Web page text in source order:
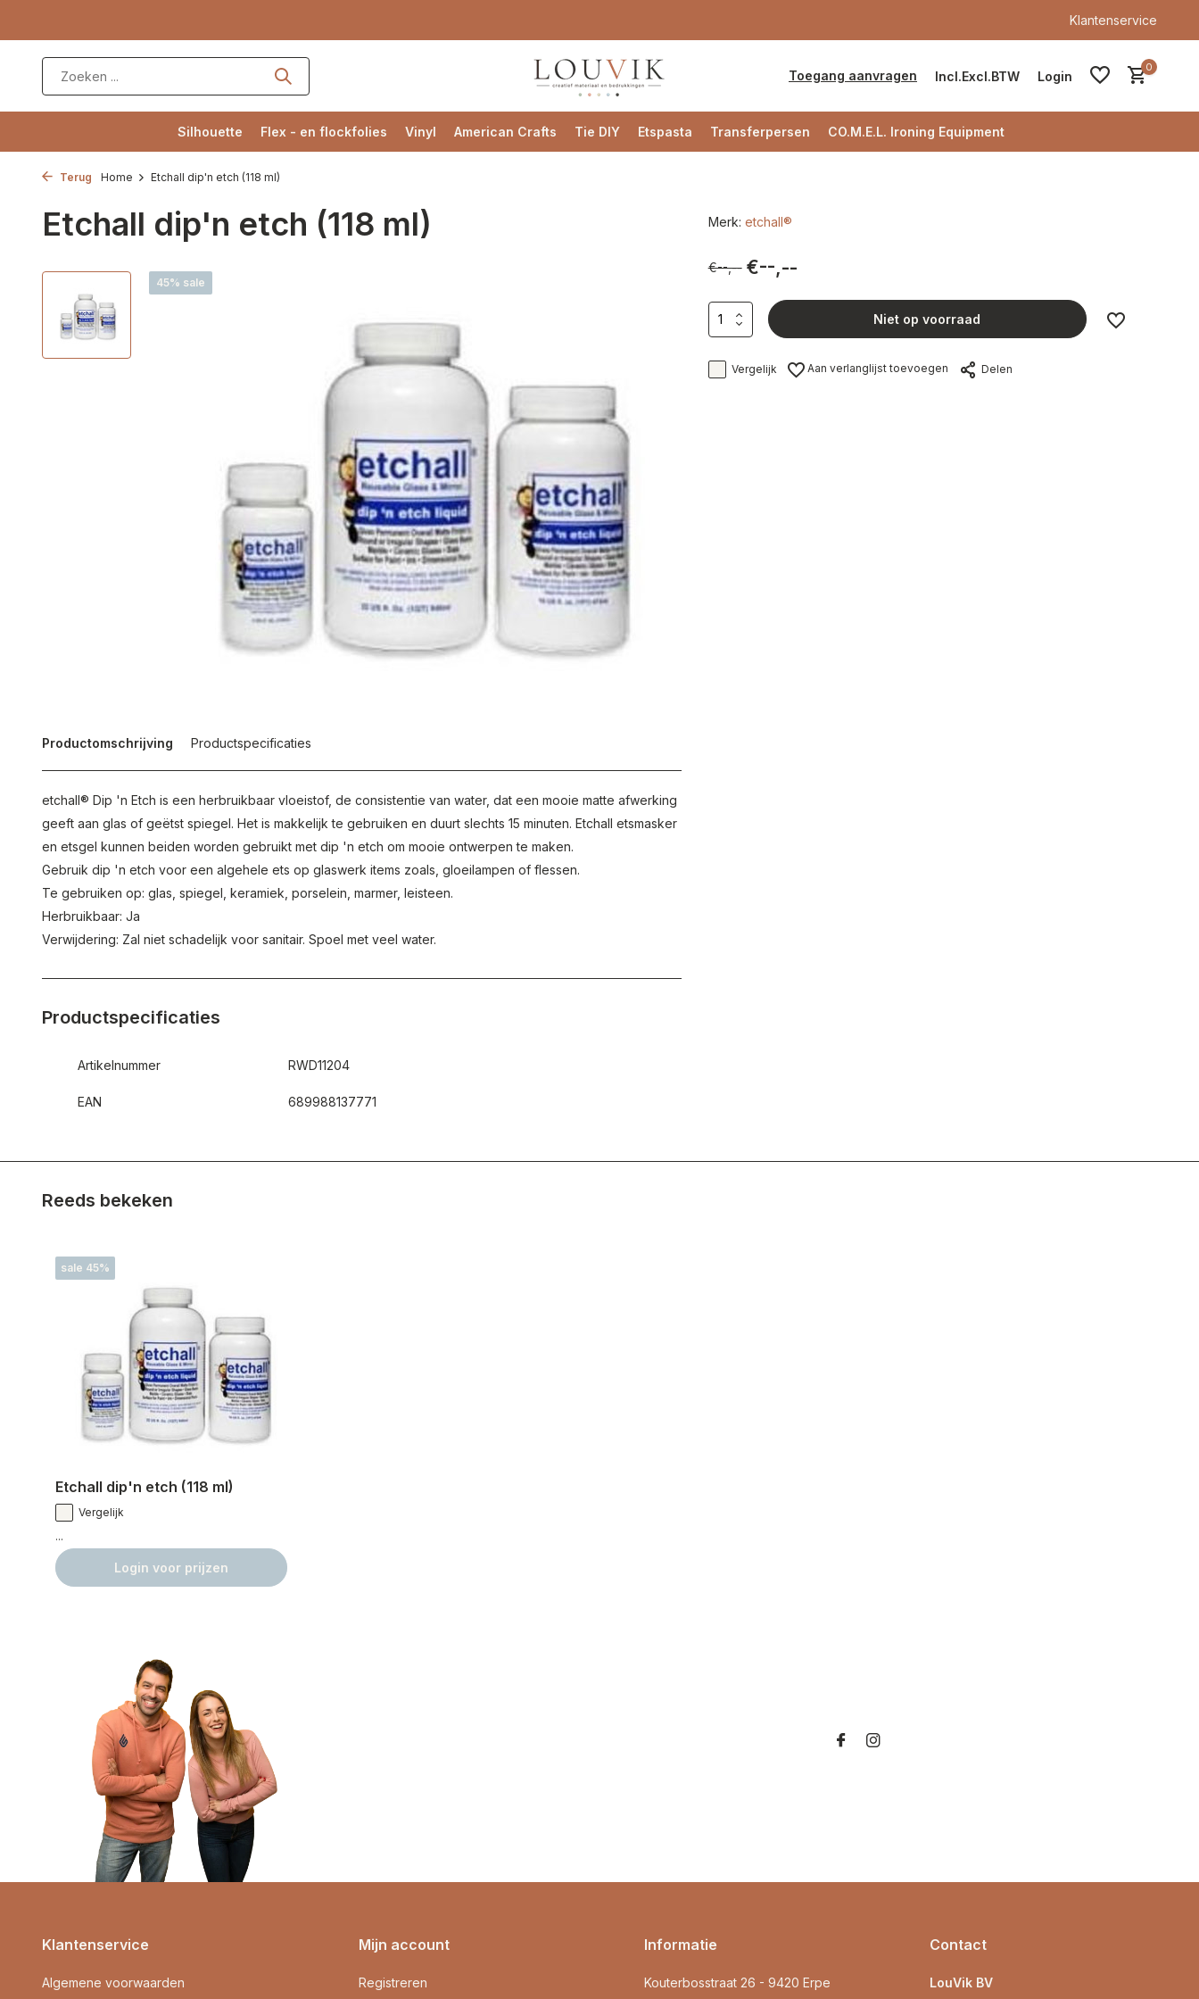
Klantenservice
Toegang aanvragen Incl.Excl.BTW Login
0
Silhouette Flex - en flockfolies Vinyl American Crafts Tie DIY Etspasta Transferpersen CO.M.E.L. Ironing Equipment
Terug Home Etchall dip'n etch (118 ml)
Etchall dip'n etch (118 ml)
45% sale
Productomschrijving Productspecificaties
etchall® Dip 'n Etch is een herbruikbaar vloeistof, de consistentie van water, dat een mooie matte afwerking
geeft aan glas of geëtst spiegel. Het is makkelijk te gebruiken en duurt slechts 15 minuten. Etchall etsmasker
en etsgel kunnen beiden worden gebruikt met dip 'n etch om mooie ontwerpen te maken.
Gebruik dip 'n etch voor een algehele ets op glaswerk items zoals, gloeilampen of flessen.
Te gebruiken op: glas, spiegel, keramiek, porselein, marmer, leisteen.
Herbruikbaar: Ja
Verwijdering: Zal niet schadelijk voor sanitair. Spoel met veel water.
Productspecificaties
Artikelnummer RWD11204
EAN 689988137771
Merk: etchall®
€--,-- €--,--
Niet op voorraad
Vergelijk Aan verlanglijst toevoegen Delen
Reeds bekeken
sale 45%
Etchall dip'n etch (118 ml)
Vergelijk
...
Login voor prijzen
Klantenservice
Algemene voorwaarden
Mijn account
Registreren
Informatie
Kouterbosstraat 26 - 9420 Erpe
Contact
LouVik BV